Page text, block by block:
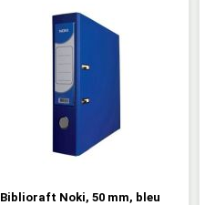
Biblioraft Noki, 50 mm, bleu